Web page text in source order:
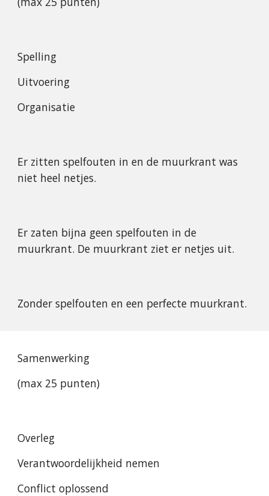
Spelling
Uitvoering
Organisatie
Er zitten spelfouten in en de muurkrant was
niet heel netjes.
Er zaten bijna geen spelfouten in de
muurkrant. De muurkrant ziet er netjes uit.
Zonder spelfouten en een perfecte muurkrant.
Samenwerking
(max 25 punten)
Overleg
Verantwoordelijkheid nemen
Conflict oplossend